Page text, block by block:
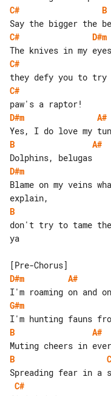
C#
B
C#
D#m
C#
C#
D#m
A#
B
A#
D#m
Blame on my veins
B
don't try to tame
ya
D#m
A#
G#m
B
A#
B
C#